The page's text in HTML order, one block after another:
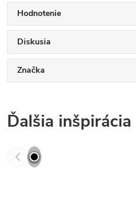
Hodnotenie
Diskusia
Značka
Ďalšia inšpirácia